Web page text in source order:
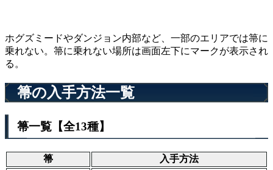
ホグズミードやダンジョン内部など、一部のエリアでは箒に
乗れない。箒に乗れない場所は画面左下にマークが表示され
る。
箒の入手方法一覧
箒一覧【全13種】
箒 入手方法